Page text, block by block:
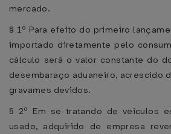
mercado.
§ 1º Para efeito do primeiro
importado diretamente pelo
cálculo será o valor constante do
desembaraço aduaneiro, acrescido
gravames devidos.
§ 2º Em se tratando de veículos
usado, adquirido de empresa